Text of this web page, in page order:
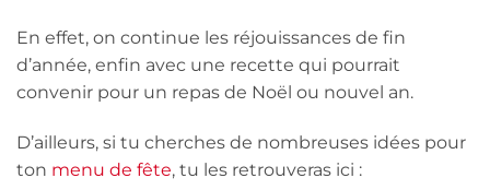
En effet, on continue les réjouissances de fin
d’année, enfin avec une recette qui pourrait
convenir pour un repas de Noël ou nouvel an.
D’ailleurs, si tu cherches de nombreuses idées pour
ton menu de fête, tu les retrouveras ici :